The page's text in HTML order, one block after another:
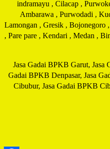
indramayu , Cilacap ,
Ambarawa , Purwodadi ,
Lamongan , Gresik , Bojonegoro
, Pare pare , Kendari , Medan ,
Jasa Gadai BPKB Garut,
Gadai BPKB Denpasar, Jasa
Cibubur, Jasa Gadai BPKB